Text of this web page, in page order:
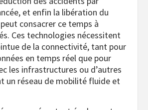
et enfin la libération du
consacrer ce temps à
Ces technologies nécessitent
de la connectivité, tant pour
en temps réel que pour
les infrastructures ou d’autres
un réseau de mobilité fluide et